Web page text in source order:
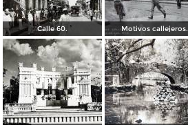
Calle 60. Motivos callejeros.